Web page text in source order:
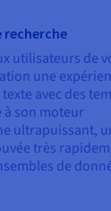
recherche
utilisateurs de
une
avec des
à son moteur
ultrapuissant,
très
de